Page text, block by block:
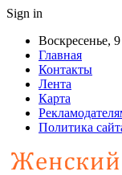
Sign in
Воскресенье,
Главная
Контакты
Лента
Карта
Политика